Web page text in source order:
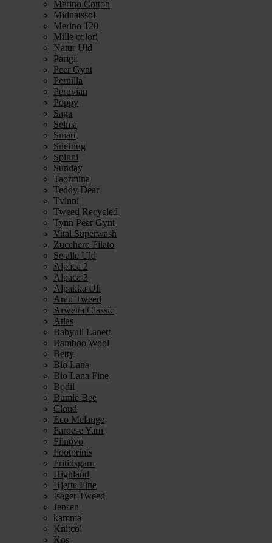
Merino Cotton
Midnatssol
Merino 120
Mille colori
Natur Uld
Parigi
Peer Gynt
Pernilla
Peruvian
Poppy
Saga
Selma
Smart
Snefnug
Spinni
Sunday
Taormina
Teddy Dear
Tvinni
Tweed Recycled
Tynn Peer Gynt
Vital Superwash
Zucchero Filato
Se alle Uld
Alpaca 2
Alpaca 3
Alpakka Ull
Aran Tweed
Arwetta Classic
Atlas
Babyull Lanett
Bamboo Wool
Betty
Bio Lana
Bio Lana Fine
Bodil
Bumle Bee
Cloud
Eco Melange
Faroese Yarn
Filnovo
Footprints
Fritidsgarn
Highland
Hjerte Fine
Isager Tweed
Jensen
kamma
Knitcol
Kos